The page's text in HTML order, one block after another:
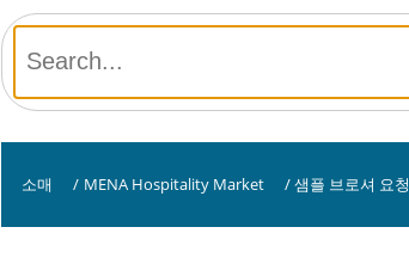
소매 / MENA Hospitality Market / 샘플 브로셔 요청